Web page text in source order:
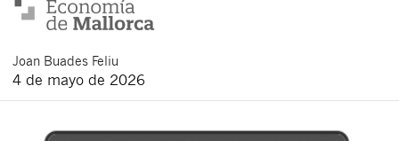
Joan Buades Feliu
4 de mayo de 2026